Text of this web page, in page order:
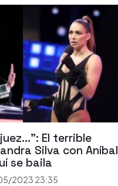
El terrible
Silva con Aníbal
se baila
2023 23:35